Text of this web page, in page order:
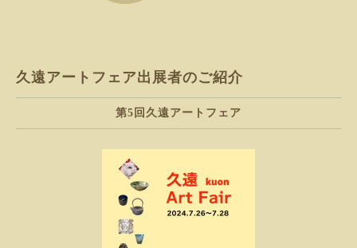
久遠アートフェア出展者のご紹介
第5回久遠アートフェア